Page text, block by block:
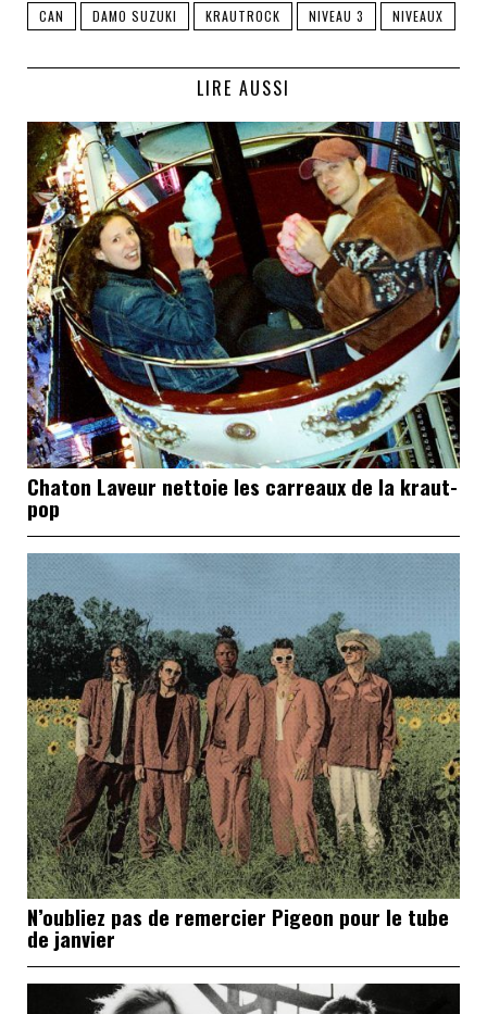
CAN DAMO SUZUKI KRAUTROCK NIVEAU 3 NIVEAUX
LIRE AUSSI
Chaton Laveur nettoie les carreaux de la kraut-
pop
N’oubliez pas de remercier Pigeon pour le tube
de janvier